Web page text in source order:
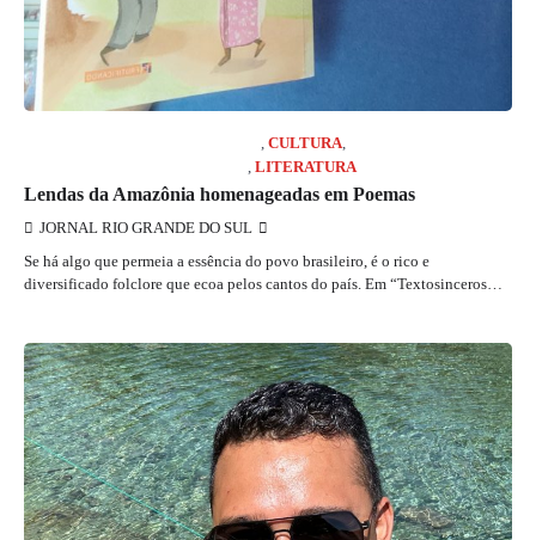
, CULTURA,
, LITERATURA
Lendas da Amazônia homenageadas em Poemas
JORNAL RIO GRANDE DO SUL
Se há algo que permeia a essência do povo brasileiro, é o rico e
diversificado folclore que ecoa pelos cantos do país. Em “Textosinceros…